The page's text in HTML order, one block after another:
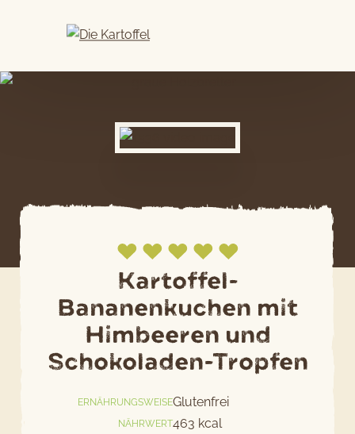
Skip
Jetzt bewerten
Kartoffel-
Bananenkuchen mit
Himbeeren und
Schokoladen-Tropfen
ERNÄHRUNGSWEISEGlutenfrei
NÄHRWERT463 kcal